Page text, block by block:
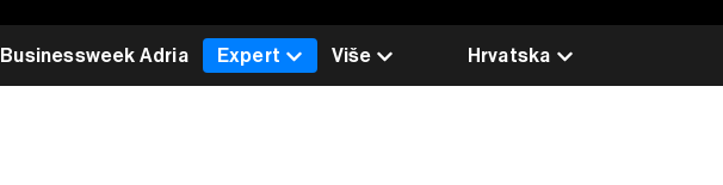
Businessweek Adria Hrvatska
Expert Više